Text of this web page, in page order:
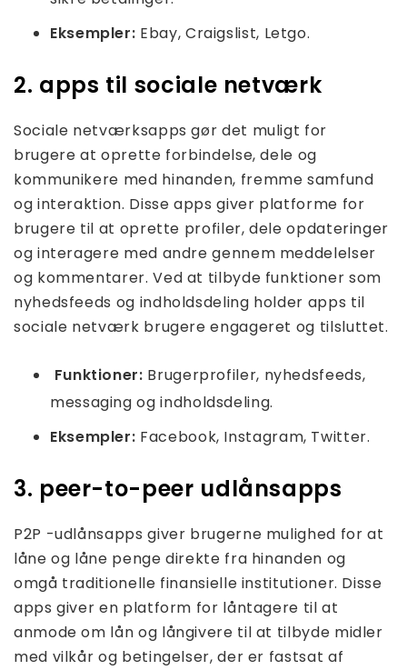
Eksempler: Ebay, Craigslist, Letgo.
2. apps til sociale netværk
Sociale netværksapps gør det muligt for
brugere at oprette forbindelse, dele og
kommunikere med hinanden, fremme samfund
og interaktion. Disse apps giver platforme for
brugere til at oprette profiler, dele opdateringer
og interagere med andre gennem meddelelser
og kommentarer. Ved at tilbyde funktioner som
nyhedsfeeds og indholdsdeling holder apps til
sociale netværk brugere engageret og tilsluttet.
Funktioner: Brugerprofiler, nyhedsfeeds,
messaging og indholdsdeling.
Eksempler: Facebook, Instagram, Twitter.
3. peer-to-peer udlånsapps
P2P -udlånsapps giver brugerne mulighed for at
låne og låne penge direkte fra hinanden og
omgå traditionelle finansielle institutioner. Disse
apps giver en platform for låntagere til at
anmode om lån og långivere til at tilbyde midler
med vilkår og betingelser, der er fastsat af